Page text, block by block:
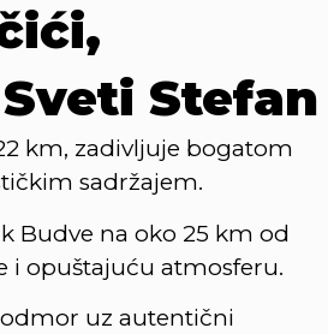
Stefan
km, zadivljuje bogatom
sadržajem.
Budve na oko 25 km od
i opuštajuću atmosferu.
uz autentični